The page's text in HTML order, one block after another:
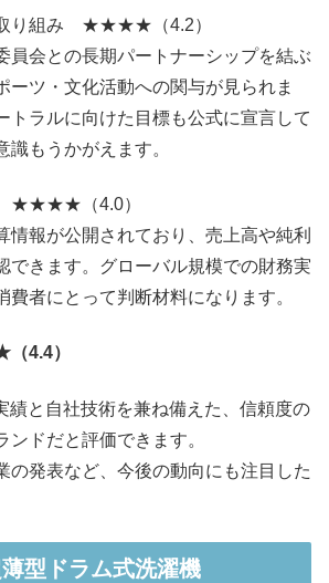
取り組み ★★★★（4.2）
員会との長期パートナーシップを結ぶ
ーツ・文化活動への関与が見られま
トラルに向けた目標も公式に宣言して
識もうかがえます。
★★★★（4.0）
情報が公開されており、売上高や純利
できます。グローバル規模での財務実
費者にとって判断材料になります。
4.4）
績と自社技術を兼ね備えた、信頼度の
ンドだと評価できます。
の発表など、今後の動向にも注目した
型ドラム式洗濯機